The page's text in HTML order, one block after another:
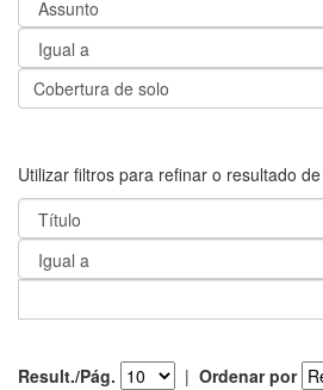
Utilizar filtros para refinar o resultado
Result./Pág. | Ordenar por